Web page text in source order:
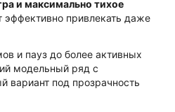
и максимально тихое
эффективно привлекать даже
и пауз до более активных
модельный ряд с
вариант под прозрачность